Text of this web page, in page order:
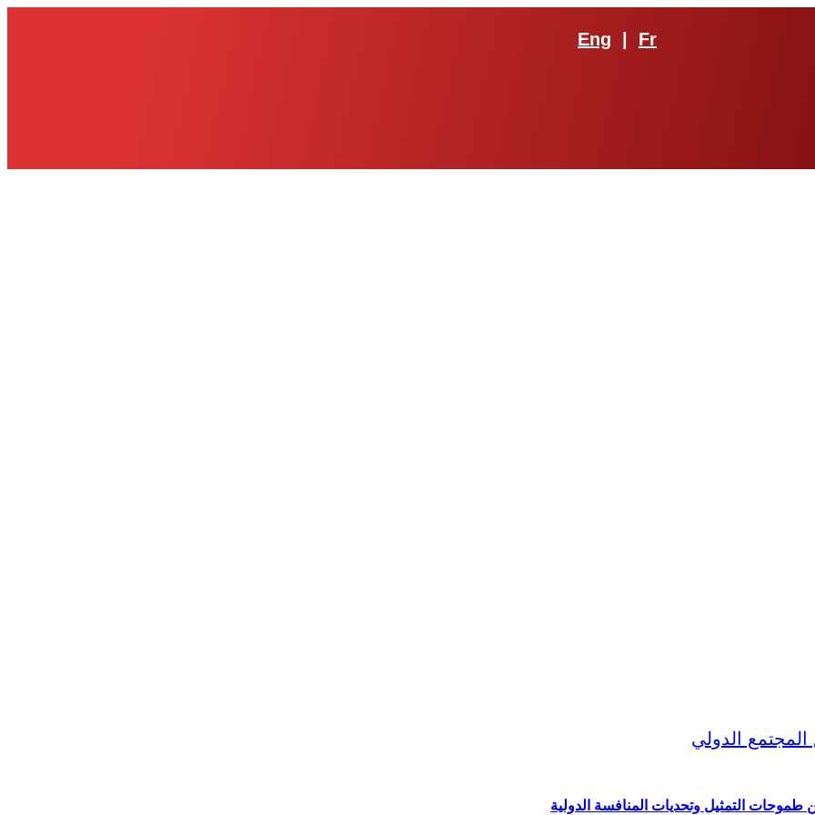
Eng Fr
طموحات التمثيل وتحديات المنافسة الدولية